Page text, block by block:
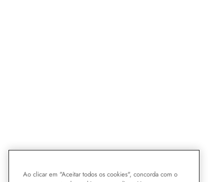
Ao clicar em "Aceitar todos os cookies", concorda com o